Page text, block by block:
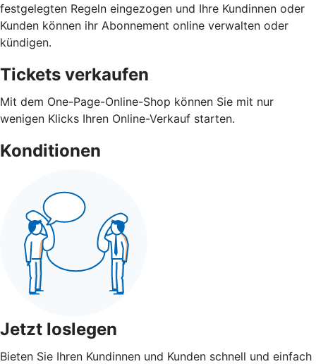
festgelegten Regeln eingezogen und Ihre Kundinnen oder
Kunden können ihr Abonnement online verwalten oder
kündigen.
Tickets verkaufen
Mit dem One-Page-Online-Shop können Sie mit nur
wenigen Klicks Ihren Online-Verkauf starten.
Konditionen
Jetzt loslegen
Bieten Sie Ihren Kundinnen und Kunden schnell und einfach